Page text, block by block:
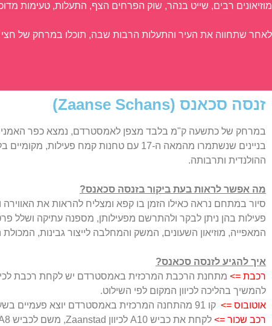
מוזיאונים רבים, שייט בנהר, שוק הפרחים הצף, התעלות, טעימות
לאחר שתחווה את העיר והתעלות הרבות שבה, תוכלו במרחק של
זנסה סכאנס (Zaanse Schans)
בניינים שנשתמרו מהמאה ה-17 עם טחנות
ההולנדית ותרבותה.
מה אפשר לראות בעת ביקור בזנסה סכאנס?
סיור במתחם נראה כאילו הזמן בו קפא ומצליח להראות את
פעילות בהן ניתן לבקר ולהתרשם מפעילותן, מספנה עתיקה ושלל
המאפייה, מוזיאון השעונים, המשק והמחלבה לייצור גבינות, המכולת
איך להגיע לזנסה סכאנס?
רכבת =>
להמשיך בהליכה לכיוון המקום לפי השילוט.
אוטובוס => קו 91 מהתחנה המרכזית באמסטרדם יוצא פעמיים בשעה לכיוון המקום. האוטובוס עוצר ב- St. Michael College ומשם ברגל המרחק ממש קצר.
רכב שכור => לקחת את כביש A10 לכיוון Zaanstad, משם לכביש A8 ואח"כ לכביש A7 בכיוון Purmerend עד ליציאה שאומרת Zaanse.